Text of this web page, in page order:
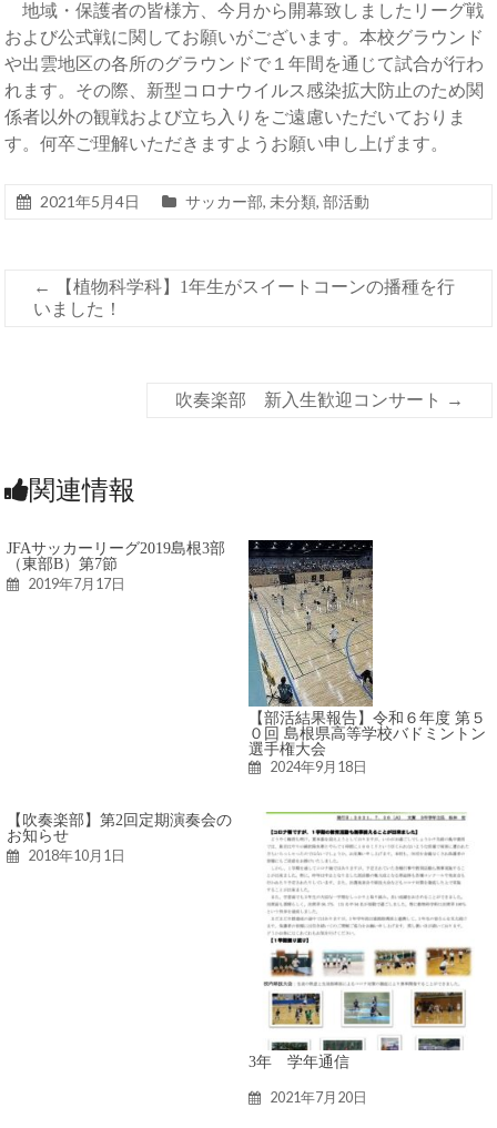
地域・保護者の皆様方、今月から開幕致しましたリーグ戦
および公式戦に関してお願いがございます。本校グラウンド
や出雲地区の各所のグラウンドで１年間を通じて試合が行わ
れます。その際、新型コロナウイルス感染拡大防止のため関
係者以外の観戦および立ち入りをご遠慮いただいておりま
す。何卒ご理解いただきますようお願い申し上げます。
2021年5月4日 サッカー部, 未分類,部活動
←
【植物科学科】1年生がスイートコーンの播種を行
いました！
吹奏楽部 新入生歓迎コンサート →
関連情報
JFAサッカーリーグ2019島根3部
（東部B）第7節
2019年7月17日
【部活結果報告】令和６年度 第５
０回 島根県高等学校バドミントン
選手権大会
2024年9月18日
【吹奏楽部】第2回定期演奏会の
お知らせ
2018年10月1日
3年 学年通信
2021年7月20日